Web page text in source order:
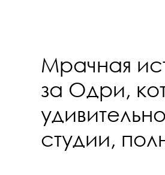
Мрачная
за Одри,
студии,